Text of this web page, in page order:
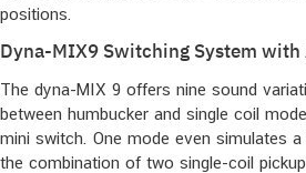
positions.
Dyna-MIX9 Switching System
The dyna-MIX 9 offers nine sound
between humbucker and single coil
mini switch. One mode even simulates
the combination of two single-coil